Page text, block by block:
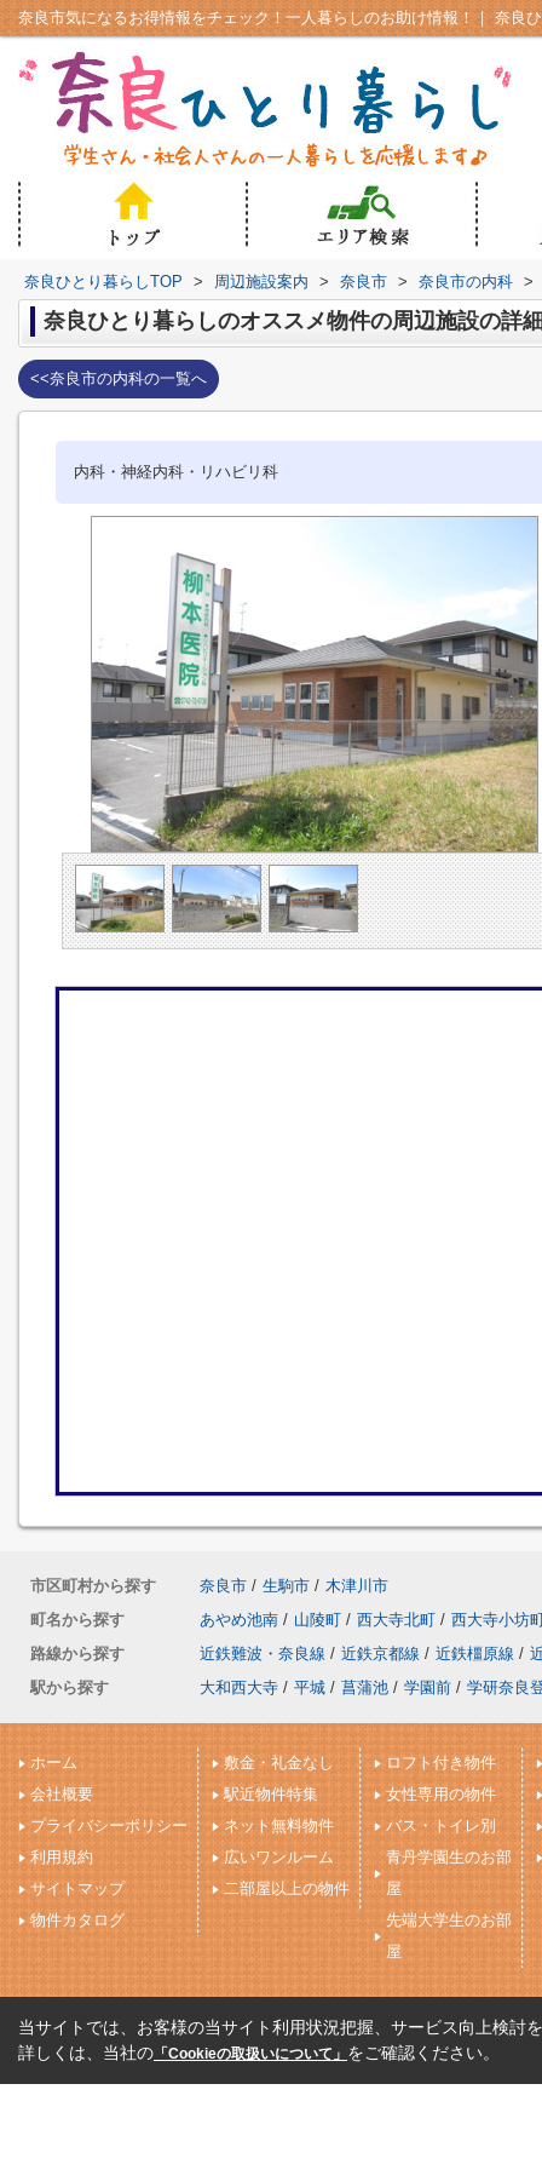
奈良ひとり暮らしTOP > 周辺施設案内 > 奈良市 > 奈良市の内科 >
奈良ひとり暮らしのオススメ物件の周辺施設の詳
<<奈良市の内科の一覧へ
内科・神経内科・リハビリ科
市区町村から探す 奈良市 / 生駒市 / 木津川市
町名から探す
あやめ池南 / 山陵町 / 西大寺北町 / 西大寺小坊
路線から探す
近鉄難波・奈良線 / 近鉄京都線 / 近鉄橿原線 /
駅から探す
大和西大寺 / 平城 / 菖蒲池 / 学園前 / 学研奈良
ホーム
会社概要
プライバシーポリシー
利用規約
サイトマップ
物件カタログ
敷金・礼金なし
駅近物件特集
ネット無料物件
広いワンルーム
二部屋以上の物件
ロフト付き物件
女性専用の物件
バス・トイレ別
青丹学園生のお部
屋
先端大学生のお部
屋
当サイトでは、お客様の当サイト利用状況把握、サービス向上検討
詳しくは、当社の 「Cookieの取扱いについて」 をご確認ください。